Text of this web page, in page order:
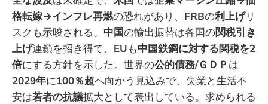
格転嫁→インフレ再燃の恐れがあり、 FRBの利上げリ
スクも示唆される。 中国の輸出振替は各国の関税引き
上げ連鎖を招き得て、 EUも中国鉄鋼に対する関税を2
倍にする方針を示した。世界の公的債務/ＧＤＰは
2029年に100％超へ向かう見込みで、失業と生活不
安は若者の抗議拡大として表出している。求められる